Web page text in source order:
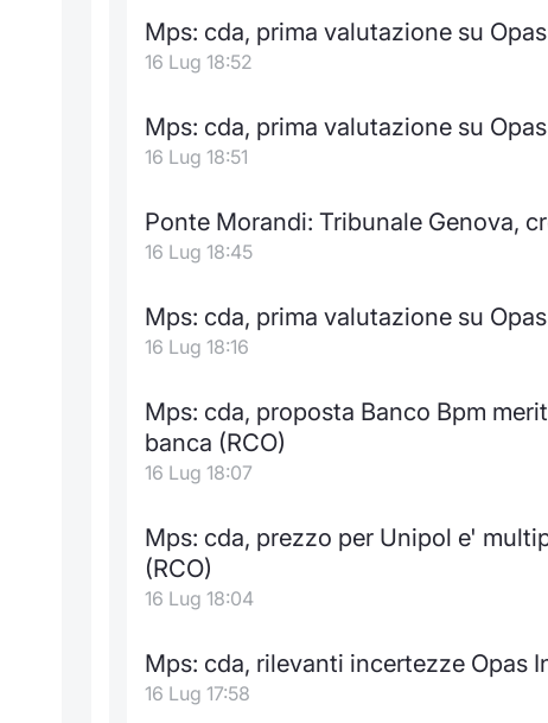
Mps: cda, prima valutazione su
16 Lug 18:52
Mps: cda, prima valutazione su
16 Lug 18:51
Ponte Morandi: Tribunale Genova,
16 Lug 18:45
Mps: cda, prima valutazione su
16 Lug 18:16
Mps: cda, proposta Banco Bpm
banca (RCO)
16 Lug 18:07
Mps: cda, prezzo per Unipol e'
(RCO)
16 Lug 18:04
Mps: cda, rilevanti incertezze Opas
16 Lug 17:58